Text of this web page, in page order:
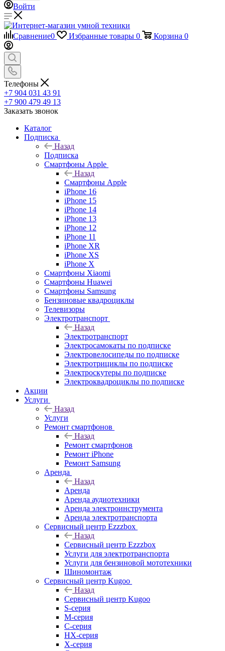
Войти
Сравнение0 Избранные товары 0 Корзина 0
Телефоны
+7 904 031 43 91
+7 900 479 49 13
Заказать звонок
Каталог
Подписка
Назад
Подписка
Смартфоны Apple
Назад
Смартфоны Apple
iPhone 16
iPhone 15
iPhone 14
iPhone 13
iPhone 12
iPhone 11
iPhone XR
iPhone XS
iPhone X
Смартфоны Xiaomi
Смартфоны Huawei
Смартфоны Samsung
Бензиновые квадроциклы
Телевизоры
Электротранспорт
Назад
Электротранспорт
Электросамокаты по подписке
Электровелосипеды по подписке
Электротрициклы по подписке
Электроскутеры по подписке
Электроквадроциклы по подписке
Акции
Услуги
Назад
Услуги
Ремонт смартфонов
Назад
Ремонт смартфонов
Ремонт iPhone
Ремонт Samsung
Аренда
Назад
Аренда
Аренда аудиотехники
Аренда электроинструмента
Аренда электротранспорта
Сервисный центр Ezzzbox
Назад
Сервисный центр Ezzzbox
Услуги для электротранспорта
Услуги для бензиновой мототехники
Шиномонтаж
Сервисный центр Kugoo
Назад
Сервисный центр Kugoo
S-cерия
M-серия
С-серия
HX-серия
X-серия